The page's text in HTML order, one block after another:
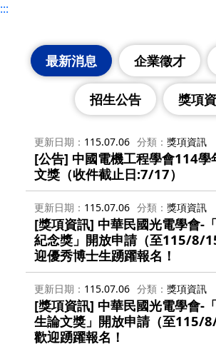
:::
最新消息 企業徵才
招生公告 獎項
更新日期 115.07.06 分類 獎項資訊
[公告] 中國電機工程學會114學
文獎（收件截止日:7/17）
更新日期 115.07.06 分類 獎項資訊
[獎項資訊] 中華民國光電學會-
紀念獎」開放申請（至115/8/
迎優秀博士生踴躍報名！
更新日期 115.07.06 分類 獎項資訊
[獎項資訊] 中華民國光電學會-
生論文獎」開放申請（至115/
歡迎踴躍報名！